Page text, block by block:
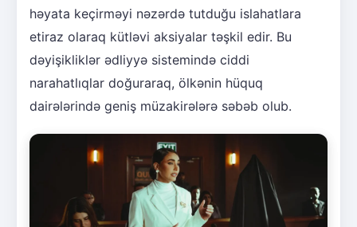
həyata keçirməyi nəzərdə tutduğu islahatlara
etiraz olaraq kütləvi aksiyalar təşkil edir. Bu
dəyişikliklər ədliyyə sistemində ciddi
narahatlıqlar doğuraraq, ölkənin hüquq
dairələrində geniş müzakirələrə səbəb olub.